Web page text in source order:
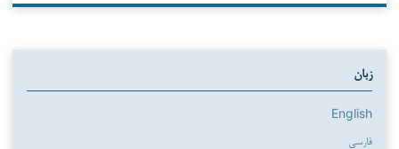
زبان
English
فارسی